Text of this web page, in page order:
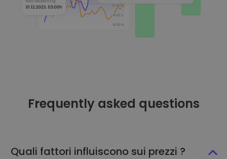
Frequently asked questions
Quali fattori influiscono sui prezzi ?